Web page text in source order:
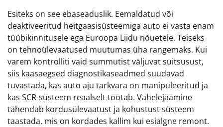
Esiteks on see ebaseaduslik. Eemaldatud või
deaktiveeritud heitgaasisüsteemiga auto ei vasta enam
tüübikinnitusele ega Euroopa Liidu nõuetele. Teiseks
on tehnoülevaatused muutumas üha rangemaks. Kui
varem kontrolliti vaid summutist väljuvat suitsusust,
siis kaasaegsed diagnostikaseadmed suudavad
tuvastada, kas auto aju tarkvara on manipuleeritud ja
kas SCR-süsteem reaalselt töötab. Vahelejäämine
tähendab kordusülevaatust ja kohustust süsteem
taastada, mis on kordades kallim kui esialgne remont.